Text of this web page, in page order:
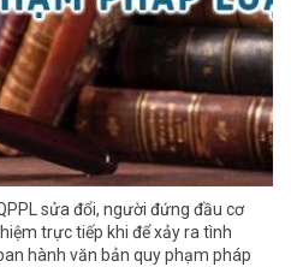
sửa đổi, người đứng đầu cơ
trực tiếp khi để xảy ra tình
hành văn bản quy phạm pháp